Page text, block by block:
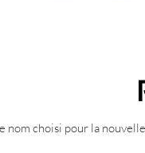
nom choisi pour la